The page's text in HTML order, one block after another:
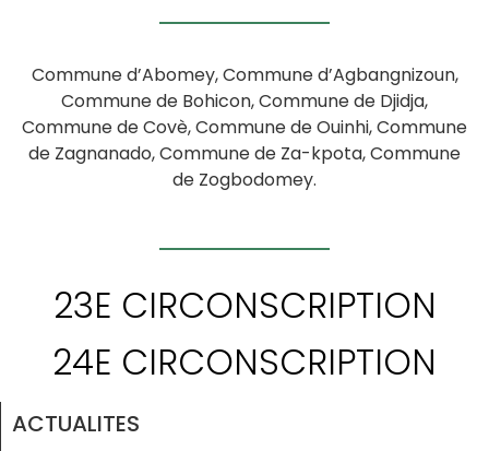
Commune d’Abomey, Commune d’Agbangnizoun,
Commune de Bohicon, Commune de Djidja,
Commune de Covè, Commune de Ouinhi, Commune
de Zagnanado, Commune de Za-kpota, Commune
de Zogbodomey.
23E CIRCONSCRIPTION
24E CIRCONSCRIPTION
ACTUALITES